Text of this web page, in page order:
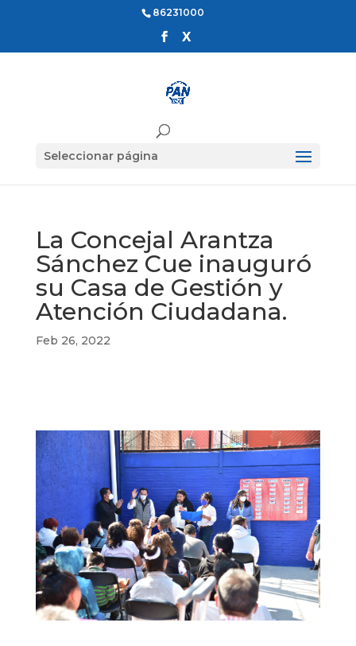
86231000
Seleccionar página
La Concejal Arantza
Sánchez Cue inauguró
su Casa de Gestión y
Atención Ciudadana.
Feb 26, 2022